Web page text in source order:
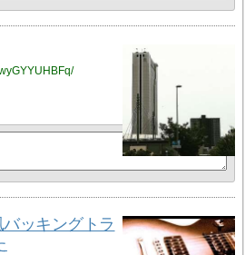
ッキングトラ